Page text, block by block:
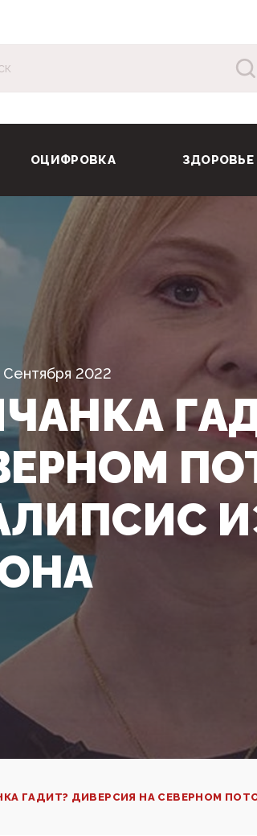
ОЦИФРОВКА ЗДОРОВЬЕ
Сентября 2022
ГАДИТ? ДИВЕРСИЯ НА СЕВЕРНОМ